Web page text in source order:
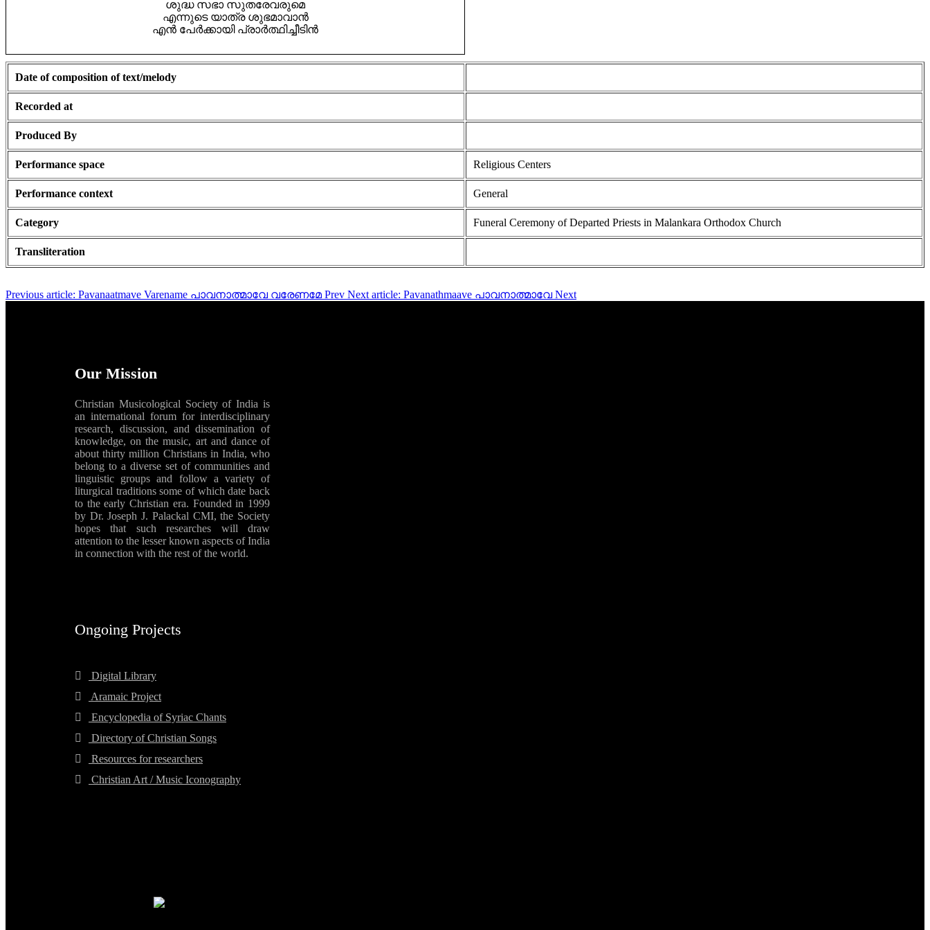
ശുദ്ധ സഭാ സുതരേവരുമെ
എന്നുടെ യാത്ര ശുഭമാവാൻ
എൻ പേർക്കായി പ്രാർത്ഥിച്ചീടിൻ
Date of composition of text/melody
Recorded at
Produced By
Performance space Religious Centers
Performance context General
Category Funeral Ceremony of Departed Priests in Malankara Orthodox Church
Transliteration
Previous article: Pavanaatmave Varename പാവനാത്മാവേ വരേണമേ Prev Next article: Pavanathmaave പാവനാത്മാവേ Next
Our Mission
Christian Musicological Society of India is
an international forum for interdisciplinary
research, discussion, and dissemination of
knowledge, on the music, art and dance of
about thirty million Christians in India, who
belong to a diverse set of communities and
linguistic groups and follow a variety of
liturgical traditions some of which date back
to the early Christian era. Founded in 1999
by Dr. Joseph J. Palackal CMI, the Society
hopes that such researches will draw
attention to the lesser known aspects of India
in connection with the rest of the world.
Ongoing Projects
Digital Library
Aramaic Project
Encyclopedia of Syriac Chants
Directory of Christian Songs
Resources for researchers
Christian Art / Music Iconography